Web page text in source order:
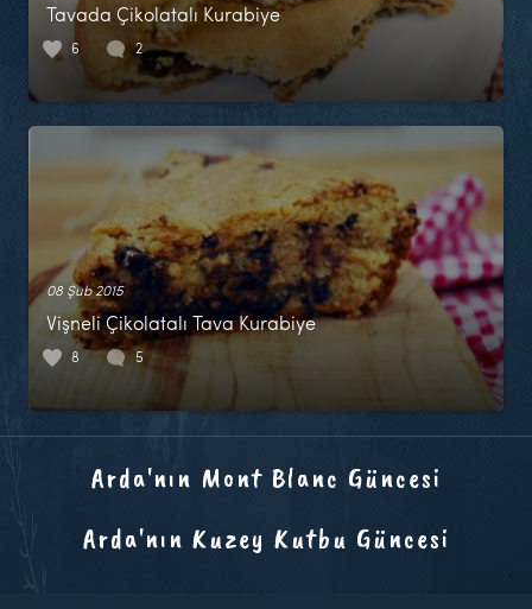
Tavada Çikolatalı Kurabiye
6 2
08 Şub 2015
Vişneli Çikolatalı Tava Kurabiye
8 5
Arda'nın Mont Blanc Güncesi
Arda'nın Kuzey Kutbu Güncesi